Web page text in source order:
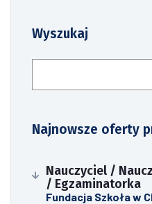
Wyszukaj
Najnowsze oferty
Nauczyciel /
/ Egzaminatorka
Fundacja Szkoła w